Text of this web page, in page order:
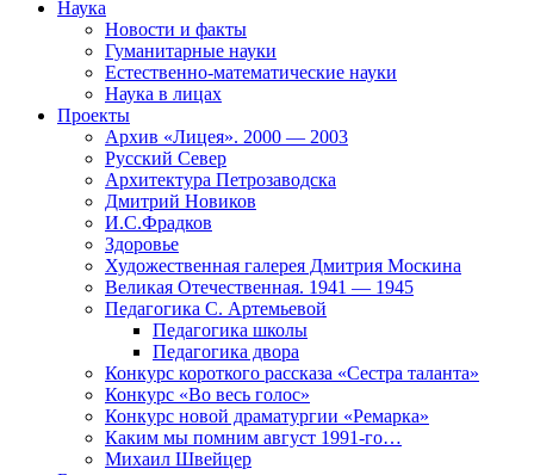
Наука
Новости и факты
Гуманитарные науки
Естественно-математические науки
Наука в лицах
Проекты
Архив «Лицея». 2000 — 2003
Русский Север
Архитектура Петрозаводска
Дмитрий Новиков
И.С.Фрадков
Здоровье
Художественная галерея Дмитрия Москина
Великая Отечественная. 1941 — 1945
Педагогика С. Артемьевой
Педагогика школы
Педагогика двора
Конкурс короткого рассказа «Сестра таланта»
Конкурс «Во весь голос»
Конкурс новой драматургии «Ремарка»
Каким мы помним август 1991-го…
Михаил Швейцер